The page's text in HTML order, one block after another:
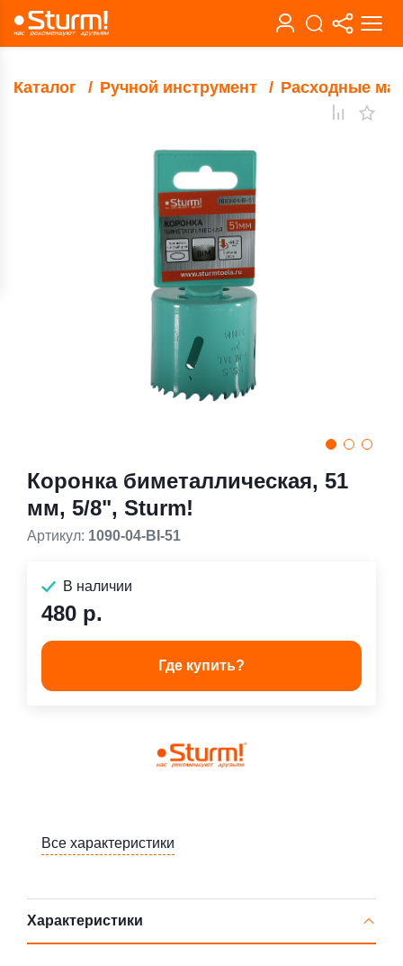
Каталог Ручной инструмент Расходные
Коронка биметаллическая, 51
мм, 5/8", Sturm!
Артикул: 1090-04-BI-51
В наличии
480 р.
Где купить?
Все характеристики
Характеристики